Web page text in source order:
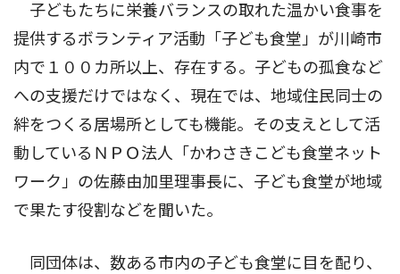
子どもたちに栄養バランスの取れた温かい食事を
提供するボランティア活動「子ども食堂」が川崎市
内で１００カ所以上、存在する。子どもの孤食など
への支援だけではなく、現在では、地域住民同士の
絆をつくる居場所としても機能。その支えとして活
動しているＮＰＯ法人「かわさきこども食堂ネット
ワーク」の佐藤由加里理事長に、子ども食堂が地域
で果たす役割などを聞いた。
同団体は、数ある市内の子ども食堂に目を配り、